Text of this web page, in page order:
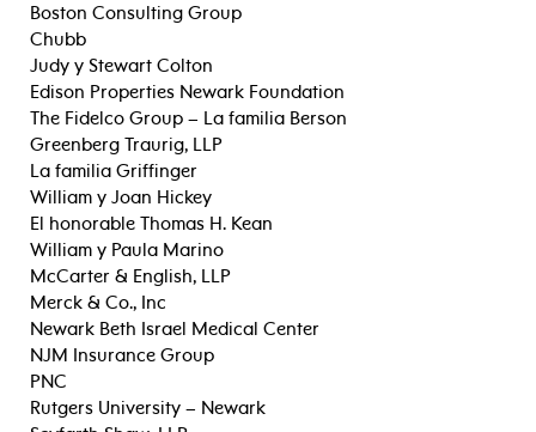
Boston Consulting Group
Chubb
Judy y Stewart Colton
Edison Properties Newark Foundation
The Fidelco Group – La familia Berson
Greenberg Traurig, LLP
La familia Griffinger
William y Joan Hickey
El honorable Thomas H. Kean
William y Paula Marino
McCarter & English, LLP
Merck & Co., Inc
Newark Beth Israel Medical Center
NJM Insurance Group
PNC
Rutgers University – Newark